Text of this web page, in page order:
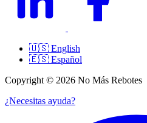
🇺🇸 English
🇪🇸 Español
Copyright © 2026 No Más Rebotes
¿Necesitas ayuda?